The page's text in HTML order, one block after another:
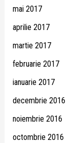
mai 2017
aprilie 2017
martie 2017
februarie 2017
ianuarie 2017
decembrie 2016
noiembrie 2016
octombrie 2016